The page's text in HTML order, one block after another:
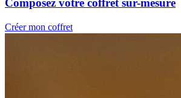
Créer mon coffret